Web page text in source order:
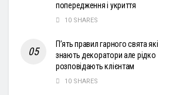
попередження і укриття
10 SHARES
П’ять правил гарного свята які
знають декоратори але рідко
розповідають клієнтам
10 SHARES